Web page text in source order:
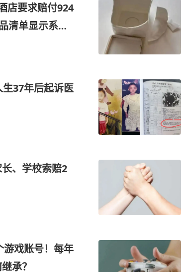
店要求赔付924
清单显示系骨
37年后起诉医
、学校索赔2
游戏账号！每年
承？